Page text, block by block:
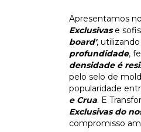
Apresentamos
Exclusivase
board',
profundidade,
densidade é
pelo selo de
popularidade
e Crua. E
Exclusivas do
compromisso